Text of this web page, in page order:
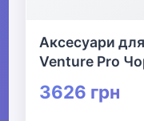
Аксесуари
Venture Pro
3626 грн